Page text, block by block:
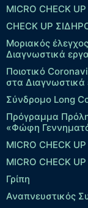
MICRO CHECK
CHECK UP
Μοριακός
Διαγνωστικά
Ποιοτικό
στα
Σύνδρομο Long
Πρόγραμμα
«Φώφη
MICRO CHECK
MICRO CHECK
Γρίπη
Αναπνευστικός